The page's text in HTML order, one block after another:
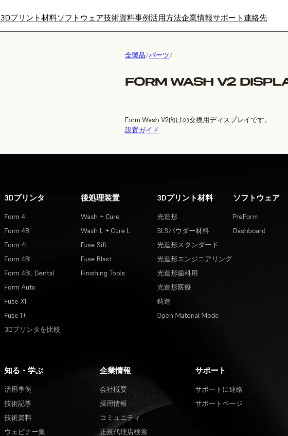
3Dプリント材料ソフトウェア技術資料事例活用方法企業情報サポート 連絡先
全製品/パーツ/
FORM WASH V2
Form Wash V2向けの交換用ディスプレイです。
設置ガイド
3Dプリンタ
Form 4
Form 4B
Form 4L
Form 4BL
Form 4BL Dental
Form Auto
Fuse X1
Fuse 1+
3Dプリンタを比較
後処理装置
Wash + Cure
Wash L + Cure L
Fuse Sift
Fuse Blast
Finishing Tools
3Dプリント材料
光造形
SLSパウダー材料
光造形スタンダード
光造形エンジニアリング
光造形歯科用
光造形医療
鋳造
Open Material Mode
ソフトウェア
PreForm
Dashboard
知る・学ぶ
活用事例
技術記事
技術資料
ウェビナー集
企業情報
会社概要
採用情報
コミュニティ
正規代理店検索
サポート
サポートに連絡
サポートページ